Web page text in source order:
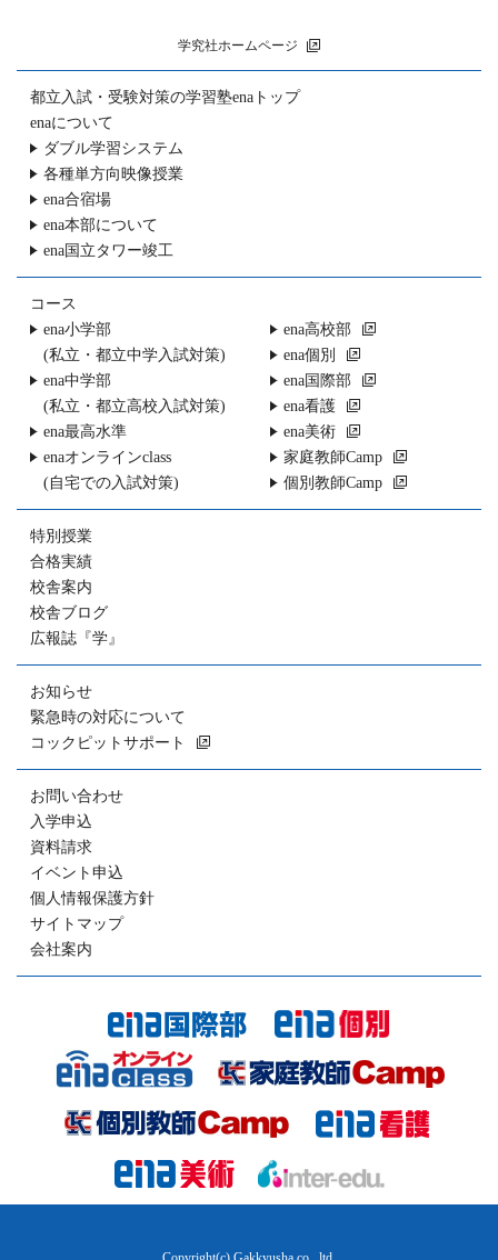
学究社ホームページ
都立入試・受験対策の学習塾enaトップ
enaについて
ダブル学習システム
各種単方向映像授業
ena合宿場
ena本部について
ena国立タワー竣工
コース
ena小学部
(私立・都立中学入試対策)
ena中学部
(私立・都立高校入試対策)
ena最高水準
enaオンラインclass
(自宅での入試対策)
ena高校部
ena個別
ena国際部
ena看護
ena美術
家庭教師Camp
個別教師Camp
特別授業
合格実績
校舎案内
校舎ブログ
広報誌『学』
お知らせ
緊急時の対応について
コックピットサポート
お問い合わせ
入学申込
資料請求
イベント申込
個人情報保護方針
サイトマップ
会社案内